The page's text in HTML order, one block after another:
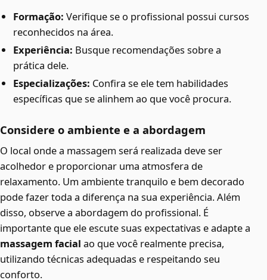
Formação: Verifique se o profissional possui cursos
reconhecidos na área.
Experiência: Busque recomendações sobre a
prática dele.
Especializações: Confira se ele tem habilidades
específicas que se alinhem ao que você procura.
Considere o ambiente e a abordagem
O local onde a massagem será realizada deve ser
acolhedor e proporcionar uma atmosfera de
relaxamento. Um ambiente tranquilo e bem decorado
pode fazer toda a diferença na sua experiência. Além
disso, observe a abordagem do profissional. É
importante que ele escute suas expectativas e adapte a
massagem facial ao que você realmente precisa,
utilizando técnicas adequadas e respeitando seu
conforto.